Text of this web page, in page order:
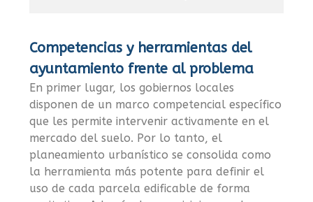
Competencias y herramientas del
ayuntamiento frente al problema
En primer lugar, los gobiernos locales
disponen de un marco competencial específico
que les permite intervenir activamente en el
mercado del suelo. Por lo tanto, el
planeamiento urbanístico se consolida como
la herramienta más potente para definir el
uso de cada parcela edificable de forma